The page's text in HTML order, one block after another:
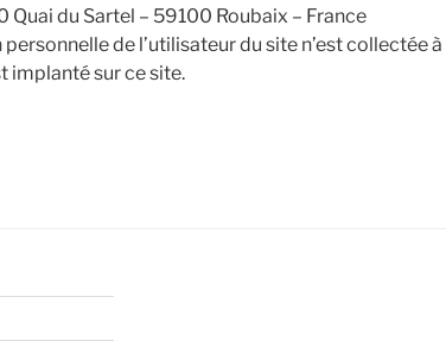
Quai du Sartel – 59100 Roubaix – France
de l’utilisateur du site n’est collectée à
implanté sur ce site.